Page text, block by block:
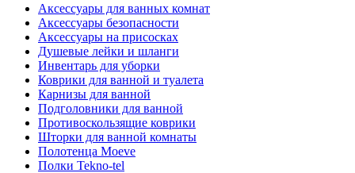
Аксессуары для ванных комнат
Аксессуары безопасности
Аксессуары на присосках
Душевые лейки и шланги
Инвентарь для уборки
Коврики для ванной и туалета
Карнизы для ванной
Подголовники для ванной
Противоскользящие коврики
Шторки для ванной комнаты
Полотенца Moeve
Полки Tekno-tel